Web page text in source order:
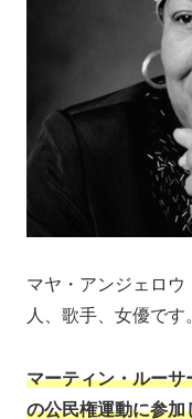
マヤ・アンジェロ
人、歌手、女優です
マーティン・ルーサ
の公民権運動に参加